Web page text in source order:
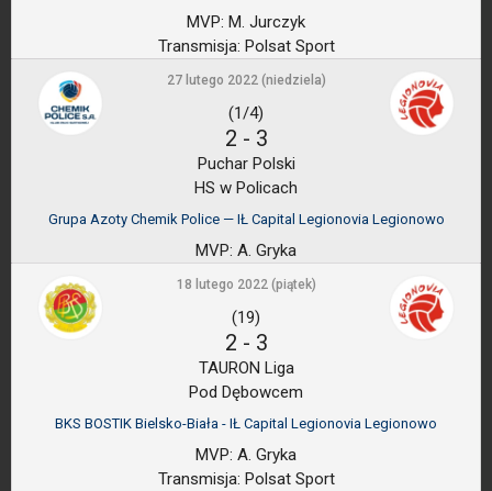
MVP: M. Jurczyk
Transmisja: Polsat Sport
27 lutego 2022 (niedziela)
(1/4)
2 - 3
Puchar Polski
HS w Policach
Grupa Azoty Chemik Police — IŁ Capital Legionovia Legionowo
MVP: A. Gryka
18 lutego 2022 (piątek)
(19)
2 - 3
TAURON Liga
Pod Dębowcem
BKS BOSTIK Bielsko-Biała - IŁ Capital Legionovia Legionowo
MVP: A. Gryka
Transmisja: Polsat Sport